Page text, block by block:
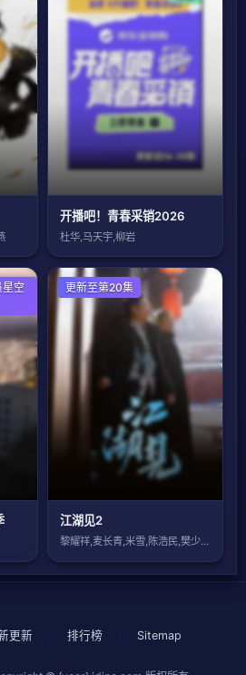
开播吧！青春采销2026
杜华,马天宇,柳岩
空
港台综艺
更新至第20集
江湖见2
黎耀祥,麦长青,米雪,陈浩民,樊少皇,吕
更新 排行榜 Sitemap